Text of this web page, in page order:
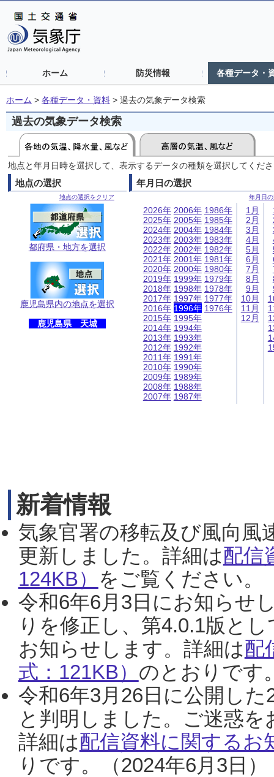
ホーム 防災情報 各種データ・
ホーム > 各種データ・資料 > 過去の気象データ検索
過去の気象データ検索
地点と年月日時を選択して、表示するデータの種類を選択してくだ
地点の選択
地点の選択をクリア
都府県・地方を選択
鹿児島県内の地点を選択
鹿児島県 天城
年月日の選択
年月日
2026年
2025年
2024年
2023年
2022年
2021年
2020年
2019年
2018年
2017年
2016年
2015年
2014年
2013年
2012年
2011年
2010年
2009年
2008年
2007年
2006年
2005年
2004年
2003年
2002年
2001年
2000年
1999年
1998年
1997年
1996年
1995年
1994年
1993年
1992年
1991年
1990年
1989年
1988年
1987年
1986年
1985年
1984年
1983年
1982年
1981年
1980年
1979年
1978年
1977年
1976年
1月
2月
3月
4月
5月
6月
7月
8月
9月
10月
11月
12月
新着情報
気象官署の移転及び風向風
更新しました。詳細は配信
124KB） をご覧ください。
令和6年6月3日にお知らせ
りを修正し、第4.0.1版と
お知らせします。詳細は配
式：121KB） のとおりです
令和6年3月26日に公開し
と判明しました。ご迷惑
詳細は配信資料に関するお
りです。（2024年6月3日）